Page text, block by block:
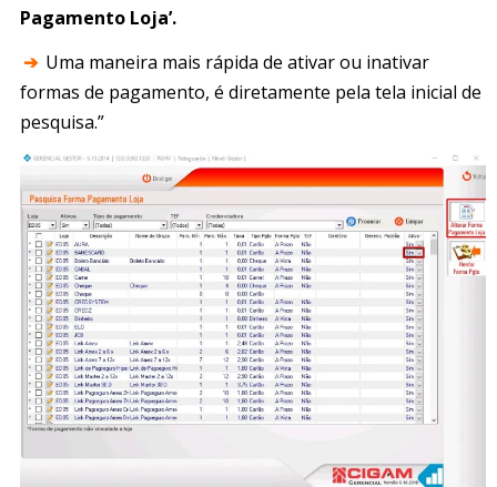
Pagamento Loja’.
➔ Uma maneira mais rápida de ativar ou inativar
formas de pagamento, é diretamente pela tela inicial de
pesquisa.”